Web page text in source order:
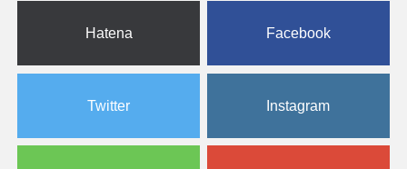
Hatena Facebook
Twitter Instagram